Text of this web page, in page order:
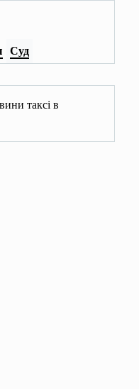
Суд
таксі в